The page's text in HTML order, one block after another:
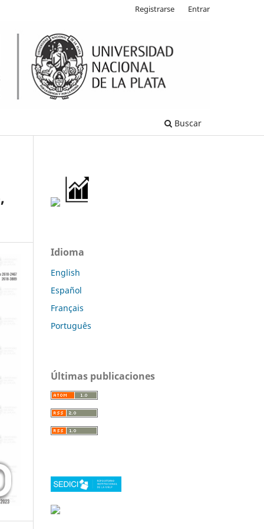
Buscar
Registrarse Entrar
Idioma
English
Español
Français
Português
Últimas publicaciones